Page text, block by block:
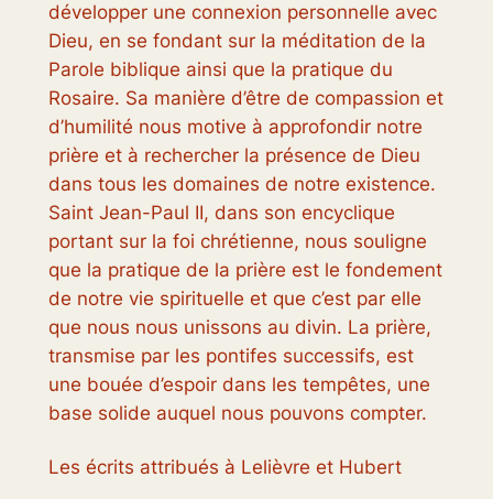
développer une connexion personnelle avec
Dieu, en se fondant sur la méditation de la
Parole biblique ainsi que la pratique du
Rosaire. Sa manière d’être de compassion et
d’humilité nous motive à approfondir notre
prière et à rechercher la présence de Dieu
dans tous les domaines de notre existence.
Saint Jean-Paul II, dans son encyclique
portant sur la foi chrétienne, nous souligne
que la pratique de la prière est le fondement
de notre vie spirituelle et que c’est par elle
que nous nous unissons au divin. La prière,
transmise par les pontifes successifs, est
une bouée d’espoir dans les tempêtes, une
base solide auquel nous pouvons compter.
Les écrits attribués à Lelièvre et Hubert